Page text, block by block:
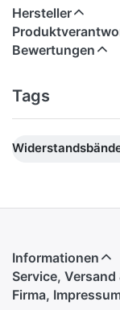
Hersteller
Bewertungen
Tags
Informationen
Service, Versand
Firma,